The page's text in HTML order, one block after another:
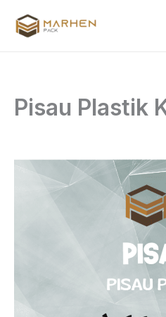
Pisau Plastik